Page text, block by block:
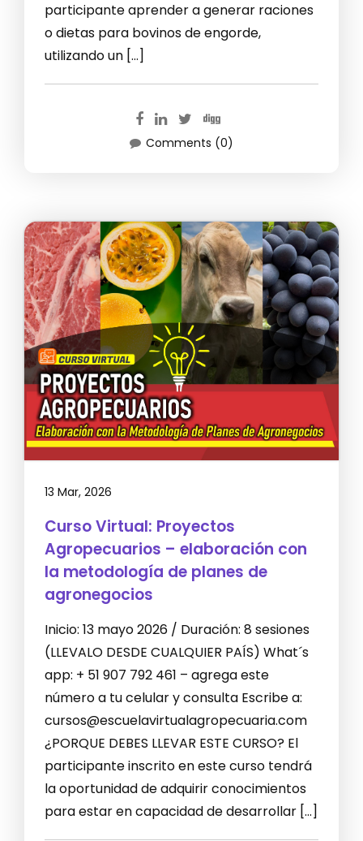
participante aprender a generar raciones
o dietas para bovinos de engorde,
utilizando un […]
Comments (0)
13 Mar, 2026
Curso Virtual: Proyectos
Agropecuarios – elaboración con
la metodología de planes de
agronegocios
Inicio: 13 mayo 2026 / Duración: 8 sesiones
(LLEVALO DESDE CUALQUIER PAÍS) What´s
app: + 51 907 792 461 – agrega este
número a tu celular y consulta Escribe a:
cursos@escuelavirtualagropecuaria.com
¿PORQUE DEBES LLEVAR ESTE CURSO? El
participante inscrito en este curso tendrá
la oportunidad de adquirir conocimientos
para estar en capacidad de desarrollar […]